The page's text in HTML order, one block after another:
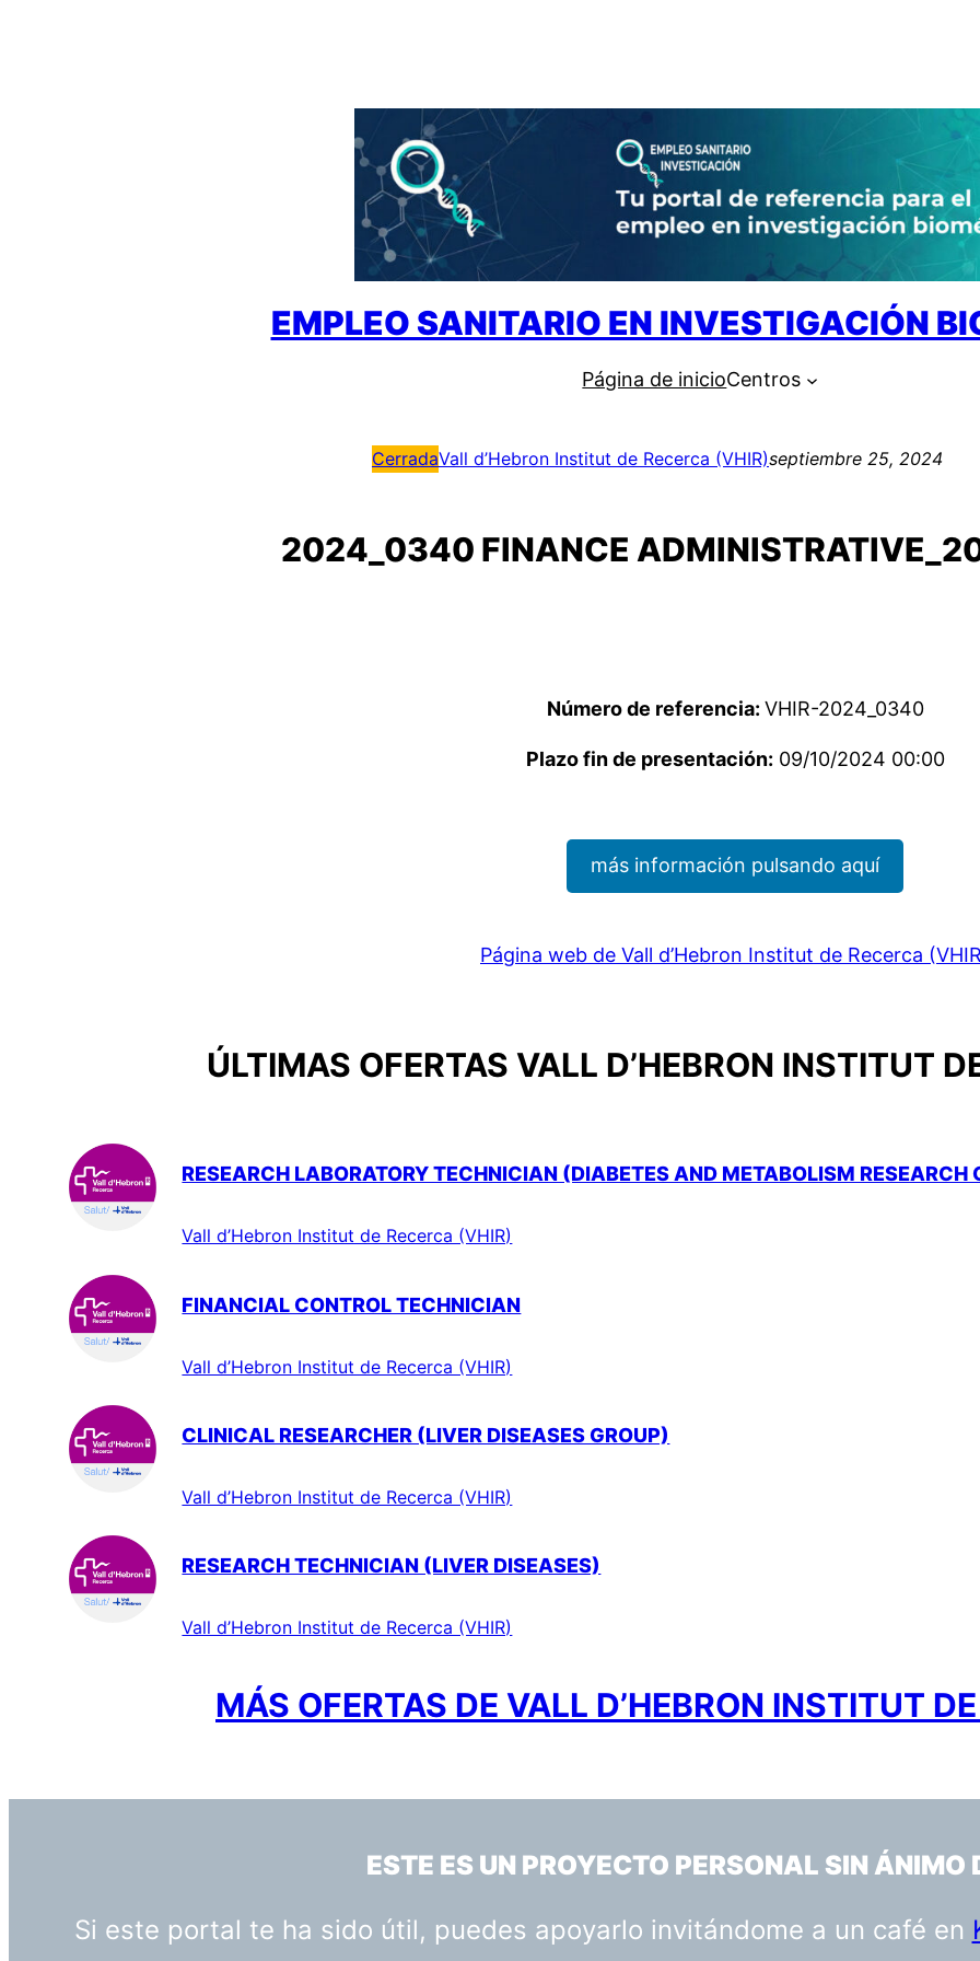
EMPLEO SANITARIO EN INVESTIGACIÓN
Página de inicioCentros
CerradaVall d’Hebron Institut de Recerca (VHIR)septiembre 25, 2024
2024_0340 FINANCE
Número de referencia: VHIR-2024_0340
Plazo fin de presentación: 09/10/2024 00:00
más información pulsando aquí
Página web de Vall d’Hebron Institut de Recerca
ÚLTIMAS OFERTAS VALL D’HEBRON INSTITUT
RESEARCH LABORATORY TECHNICIAN (DIABETES AND METABOLISM RESEARCH
Vall d’Hebron Institut de Recerca (VHIR)
FINANCIAL CONTROL TECHNICIAN
Vall d’Hebron Institut de Recerca (VHIR)
CLINICAL RESEARCHER (LIVER DISEASES GROUP)
Vall d’Hebron Institut de Recerca (VHIR)
RESEARCH TECHNICIAN (LIVER DISEASES)
Vall d’Hebron Institut de Recerca (VHIR)
MÁS OFERTAS DE VALL D’HEBRON INSTITUT
ESTE ES UN PROYECTO PERSONAL SIN ÁNIMO
Si este portal te ha sido útil, puedes apoyarlo invitándome a un café en